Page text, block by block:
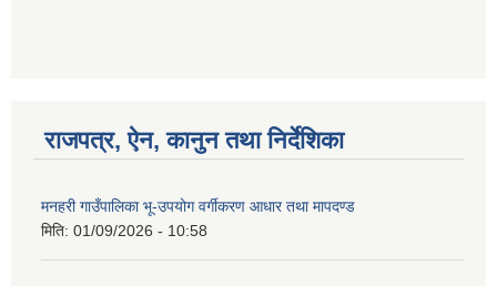
राजपत्र, ऐन, कानुन तथा निर्देशिका
मनहरी गाउँपालिका भू-उपयोग वर्गीकरण आधार तथा मापदण्ड
मिति: 01/09/2026 - 10:58